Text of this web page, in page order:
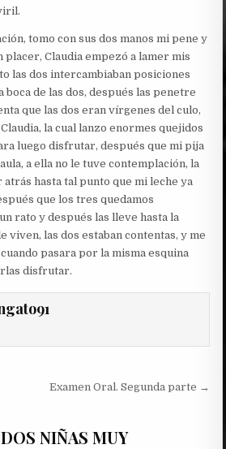
tomo con sus dos manos mi pene y
placer, Claudia empezó a lamer mis
las dos intercambiaban posiciones
boca de las dos, después las penetre
que las dos eran vírgenes del culo,
la cual lanzo enormes quejidos
luego disfrutar, después que mi pija
a ella no le tuve contemplación, la
hasta tal punto que mi leche ya
que los tres quedamos
rato y después las lleve hasta la
viven, las dos estaban contentas, y me
pasara por la misma esquina
disfrutar.
Examen Oral. Segunda parte →
DOS NIÑAS MUY